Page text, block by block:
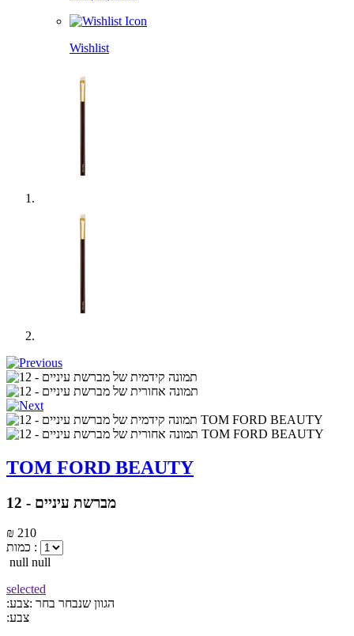
Wishlist
TOM FORD BEAUTY
מברשת עיניים - 12
₪ 210
כמות :
null null
selected
:הגוון שנבחר בחר :צבע
:צבע